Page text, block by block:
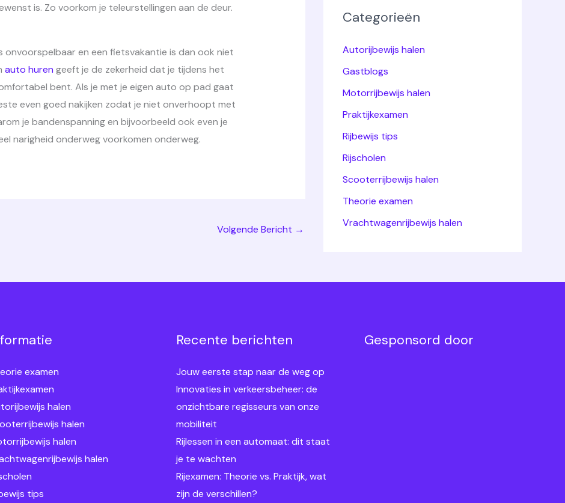
is. Zo voorkom je teleurstellingen aan de deur.
onvoorspelbaar en een fietsvakantie is dan ook niet
auto huren geeft je de zekerheid dat je tijdens het
bent. Als je met je eigen auto op pad gaat
even goed nakijken zodat je niet onverhoopt met
je bandenspanning en bijvoorbeeld ook even je
narigheid onderweg voorkomen onderweg.
Volgende Bericht →
Categorieën
Autorijbewijs halen
Gastblogs
Motorrijbewijs halen
Praktijkexamen
Rijbewijs tips
Rijscholen
Scooterrijbewijs halen
Theorie examen
Vrachtwagenrijbewijs halen
examen
halen
halen
halen
halen
tips
Recente berichten
Jouw eerste stap naar de weg op
Innovaties in verkeersbeheer: de
onzichtbare regisseurs van onze
mobiliteit
Rijlessen in een automaat: dit staat
je te wachten
Rijexamen: Theorie vs. Praktijk, wat
zijn de verschillen?
Gesponsord door